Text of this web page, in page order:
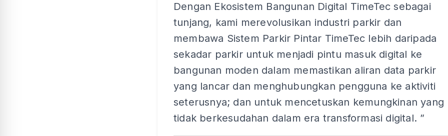
Dengan Ekosistem Bangunan Digital TimeTec sebagai
tunjang, kami merevolusikan industri parkir dan
membawa Sistem Parkir Pintar TimeTec lebih daripada
sekadar parkir untuk menjadi pintu masuk digital ke
bangunan moden dalam memastikan aliran data parkir
yang lancar dan menghubungkan pengguna ke aktiviti
seterusnya; dan untuk mencetuskan kemungkinan yang
tidak berkesudahan dalam era transformasi digital. ”